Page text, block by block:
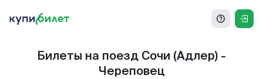
Билеты на поезд Сочи (Адлер) -
Череповец